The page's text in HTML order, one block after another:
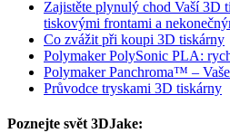
Zajistěte plynulý chod Vaší 3D
tiskovými frontami a
Co zvážit při koupi 3D tiskárny
Polymaker PolySonic PLA:
Polymaker Panchroma™ –
Průvodce tryskami 3D tiskárny
Poznejte svět 3DJake: